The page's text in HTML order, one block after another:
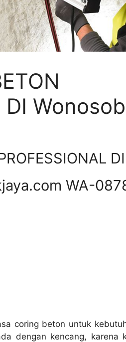
DI
WA-
coring beton untuk
dengan kencang, karena